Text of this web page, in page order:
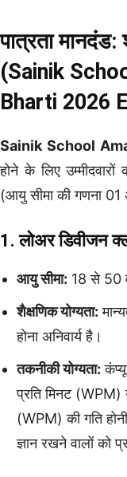
पात्रता मानदंड:
(Sainik
Bharti 2026
Sainik School
होने के लिए उम्मीदवारों
(आयु सीमा की गणना
1. लोअर डिवीजन
आयु सीमा: 18 से 50
शैक्षणिक योग्यता:
होना अनिवार्य है।
तकनीकी योग्यता:
प्रति मिनट (WPM)
(WPM) की गति
ज्ञान रखने वालों को